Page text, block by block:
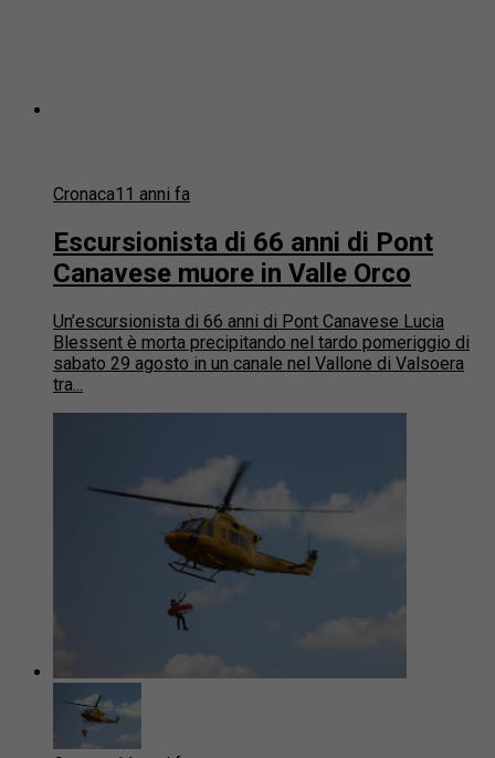
Cronaca11 anni fa
Escursionista di 66 anni di Pont
Canavese muore in Valle Orco
Un’escursionista di 66 anni di Pont Canavese Lucia
Blessent è morta precipitando nel tardo pomeriggio di
sabato 29 agosto in un canale nel Vallone di Valsoera
tra...